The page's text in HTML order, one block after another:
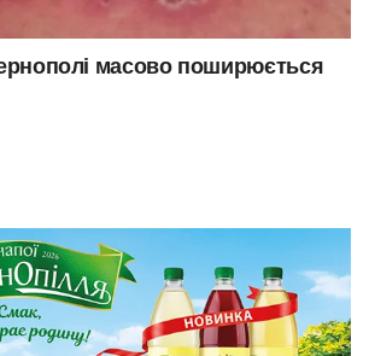
масово поширюється